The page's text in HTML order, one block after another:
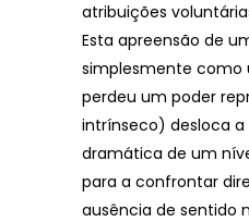
atribuições
Esta apreensão de
simplesmente
perdeu um poder
intrínseco) desloca a
dramática de um
para a confrontar
ausência de sentido